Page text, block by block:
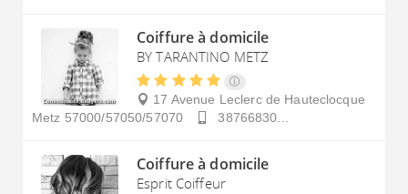
Coiffure à domicile
BY TARANTINO METZ
17 Avenue Leclerc de Hauteclocque
Metz 57000/57050/57070 38766830...
Coiffure à domicile
Esprit Coiffeur